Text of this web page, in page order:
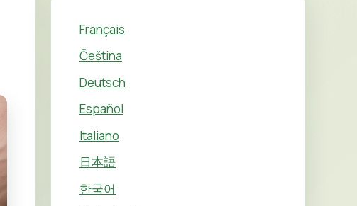
Français
Čeština
Deutsch
Español
Italiano
日本語
한국어